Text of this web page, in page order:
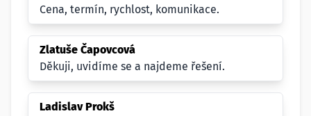
Cena, termín, rychlost, komunikace.
Zlatuše Čapovcová
Děkuji, uvidíme se a najdeme řešení.
Ladislav Prokš